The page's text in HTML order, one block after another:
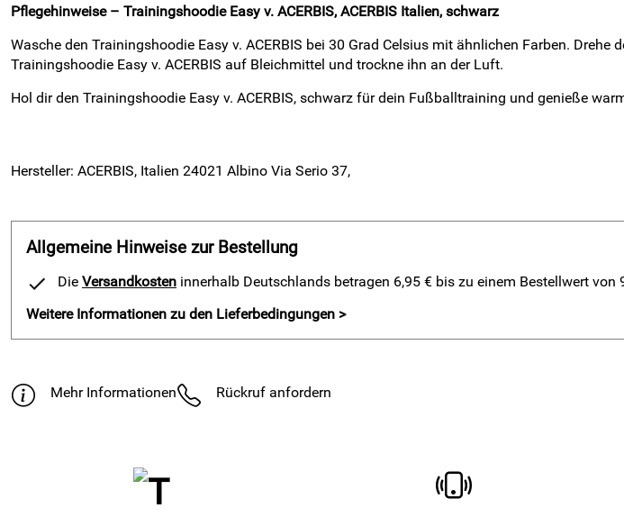
Pflegehinweise – Trainingshoodie Easy v. ACERBIS, ACERBIS Italien, schwarz
Wasche den Trainingshoodie Easy v. ACERBIS bei 30 Grad Celsius mit ähnlichen Farben.
Trainingshoodie Easy v. ACERBIS auf Bleichmittel und trockne ihn an der Luft.
Hol dir den Trainingshoodie Easy v. ACERBIS, schwarz für dein Fußballtraining und genieße
Hersteller: ACERBIS, Italien 24021 Albino Via Serio 37,
Allgemeine Hinweise zur Bestellung
Die Versandkosten innerhalb Deutschlands betragen 6,95 € bis zu einem Bestellwert von
Weitere Informationen zu den Lieferbedingungen >
Mehr Informationen Rückruf anfordern